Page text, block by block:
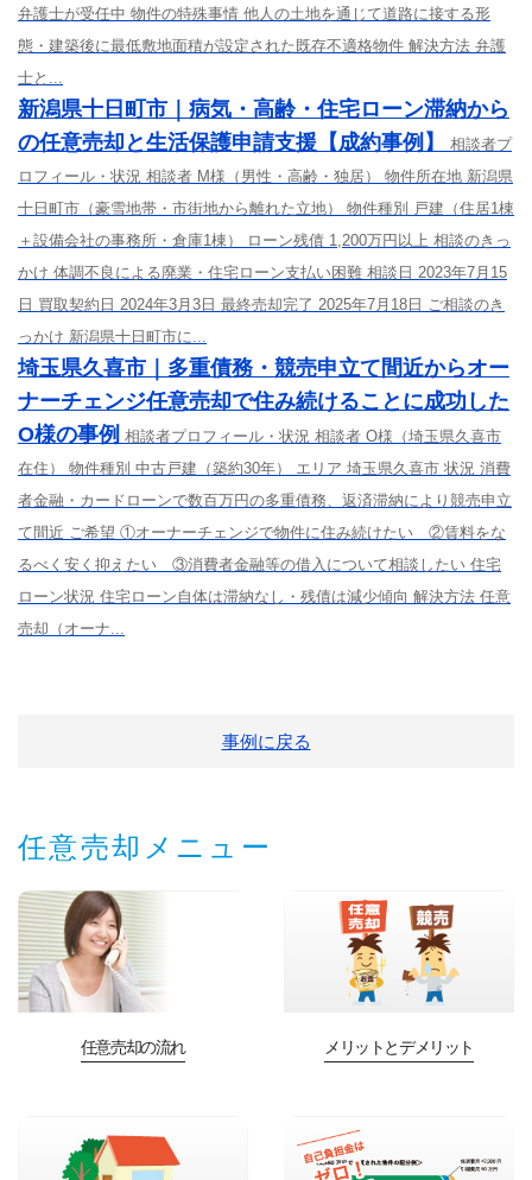
弁護士が受任中 物件の特殊事情 他人の土地を通じて道路に接する形
態・建築後に最低敷地面積が設定された既存不適格物件 解決方法 弁護
士と...
新潟県十日町市｜病気・高齢・住宅ローン滞納から
の任意売却と生活保護申請支援【成約事例】
相談者プ
ロフィール・状況 相談者 M様（男性・高齢・独居） 物件所在地 新潟県
十日町市（豪雪地帯・市街地から離れた立地） 物件種別 戸建（住居1棟
＋設備会社の事務所・倉庫1棟） ローン残債 1,200万円以上 相談のきっ
かけ 体調不良による廃業・住宅ローン支払い困難 相談日 2023年7月15
日 買取契約日 2024年3月3日 最終売却完了 2025年7月18日 ご相談のき
っかけ 新潟県十日町市に...
埼玉県久喜市｜多重債務・競売申立て間近からオー
ナーチェンジ任意売却で住み続けることに成功した
O様の事例 相談者プロフィール・状況 相談者 O様（埼玉県久喜市
在住） 物件種別 中古戸建（築約30年） エリア 埼玉県久喜市 状況 消費
者金融・カードローンで数百万円の多重債務、返済滞納により競売申立
て間近 ご希望 ①オーナーチェンジで物件に住み続けたい ②賃料をな
るべく安く抑えたい ③消費者金融等の借入について相談したい 住宅
ローン状況 住宅ローン自体は滞納なし・残債は減少傾向 解決方法 任意
売却（オーナ...
事例に戻る
任意売却メニュー
任意売却の流れ メリットとデメリット